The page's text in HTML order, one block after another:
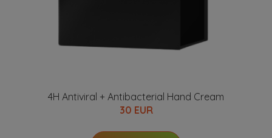
4H Antiviral + Antibacterial Hand Cream
30 EUR